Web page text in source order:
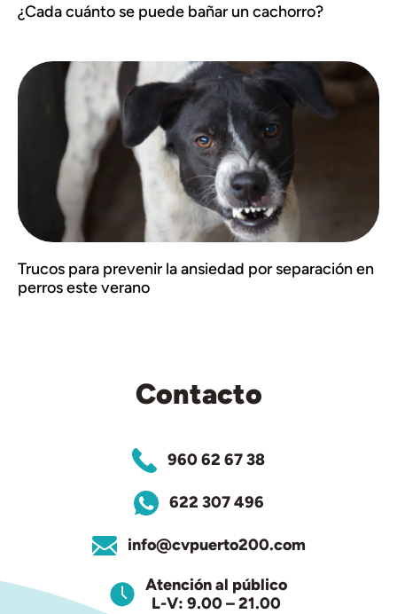
¿Cada cuánto se puede bañar un cachorro?
Trucos para prevenir la ansiedad por separación en
perros este verano
Contacto
960 62 67 38
622 307 496
info@cvpuerto200.com
Atención al público
L-V: 9.00 – 21.00